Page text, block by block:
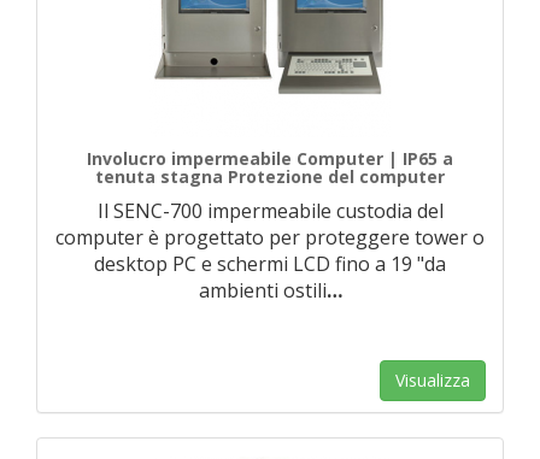
Involucro impermeabile Computer | IP65 a
tenuta stagna Protezione del computer
Il SENC-700 impermeabile custodia del
computer è progettato per proteggere tower o
desktop PC e schermi LCD fino a 19 "da
ambienti ostili…
Visualizza